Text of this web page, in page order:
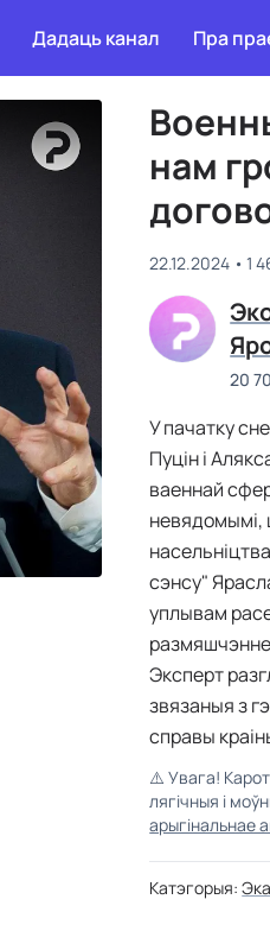
Дадаць канал Пра
нам
22.12.2024 1
20
У пачатку
Пуцін і
ваеннай
невядомымі,
сэнсу"
уплывам
размяшчэнне
Эксперт
звязаныя з
справы
⚠️Увага!
лягічныя і
арыгінальнае
Катэгорыя: